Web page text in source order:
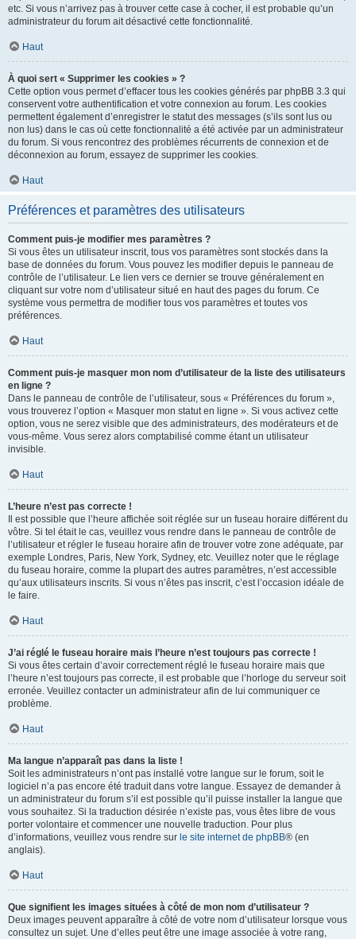
etc. Si vous n’arrivez pas à trouver cette case à cocher, il est probable qu’un
administrateur du forum ait désactivé cette fonctionnalité.
Haut
À quoi sert « Supprimer les cookies » ?
Cette option vous permet d’effacer tous les cookies générés par phpBB 3.3 qui
conservent votre authentification et votre connexion au forum. Les cookies
permettent également d’enregistrer le statut des messages (s’ils sont lus ou
non lus) dans le cas où cette fonctionnalité a été activée par un administrateur
du forum. Si vous rencontrez des problèmes récurrents de connexion et de
déconnexion au forum, essayez de supprimer les cookies.
Haut
Préférences et paramètres des utilisateurs
Comment puis-je modifier mes paramètres ?
Si vous êtes un utilisateur inscrit, tous vos paramètres sont stockés dans la
base de données du forum. Vous pouvez les modifier depuis le panneau de
contrôle de l’utilisateur. Le lien vers ce dernier se trouve généralement en
cliquant sur votre nom d’utilisateur situé en haut des pages du forum. Ce
système vous permettra de modifier tous vos paramètres et toutes vos
préférences.
Haut
Comment puis-je masquer mon nom d’utilisateur de la liste des utilisateurs
en ligne ?
Dans le panneau de contrôle de l’utilisateur, sous « Préférences du forum »,
vous trouverez l’option « Masquer mon statut en ligne ». Si vous activez cette
option, vous ne serez visible que des administrateurs, des modérateurs et de
vous-même. Vous serez alors comptabilisé comme étant un utilisateur
invisible.
Haut
L’heure n’est pas correcte !
Il est possible que l’heure affichée soit réglée sur un fuseau horaire différent du
vôtre. Si tel était le cas, veuillez vous rendre dans le panneau de contrôle de
l’utilisateur et régler le fuseau horaire afin de trouver votre zone adéquate, par
exemple Londres, Paris, New York, Sydney, etc. Veuillez noter que le réglage
du fuseau horaire, comme la plupart des autres paramètres, n’est accessible
qu’aux utilisateurs inscrits. Si vous n’êtes pas inscrit, c’est l’occasion idéale de
le faire.
Haut
J’ai réglé le fuseau horaire mais l’heure n’est toujours pas correcte !
Si vous êtes certain d’avoir correctement réglé le fuseau horaire mais que
l’heure n’est toujours pas correcte, il est probable que l’horloge du serveur soit
erronée. Veuillez contacter un administrateur afin de lui communiquer ce
problème.
Haut
Ma langue n’apparaît pas dans la liste !
Soit les administrateurs n’ont pas installé votre langue sur le forum, soit le
logiciel n’a pas encore été traduit dans votre langue. Essayez de demander à
un administrateur du forum s’il est possible qu’il puisse installer la langue que
vous souhaitez. Si la traduction désirée n’existe pas, vous êtes libre de vous
porter volontaire et commencer une nouvelle traduction. Pour plus
d’informations, veuillez vous rendre sur le site internet de phpBB® (en
anglais).
Haut
Que signifient les images situées à côté de mon nom d’utilisateur ?
Deux images peuvent apparaître à côté de votre nom d’utilisateur lorsque vous
consultez un sujet. Une d’elles peut être une image associée à votre rang,